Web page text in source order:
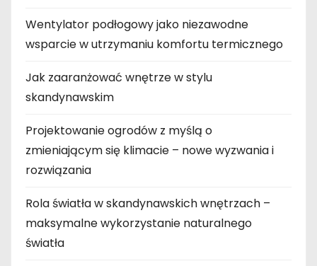
Wentylator podłogowy jako niezawodne
wsparcie w utrzymaniu komfortu termicznego
Jak zaaranżować wnętrze w stylu
skandynawskim
Projektowanie ogrodów z myślą o
zmieniającym się klimacie – nowe wyzwania i
rozwiązania
Rola światła w skandynawskich wnętrzach –
maksymalne wykorzystanie naturalnego
światła